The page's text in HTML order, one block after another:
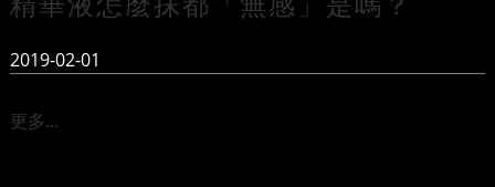
2019-02-01
更多...